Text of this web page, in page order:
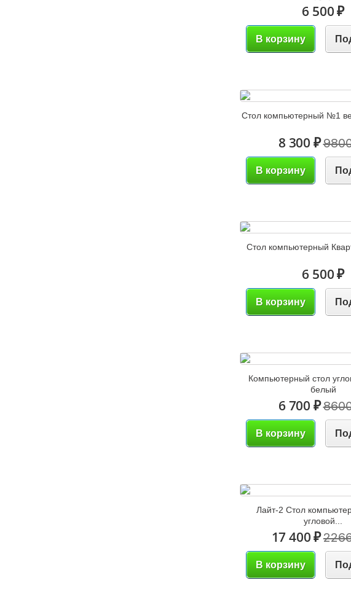
6 500 ₽
В корзину
Стол компьютерный №1
8 300 ₽
В корзину
Стол компьютерный
6 500 ₽
В корзину
Компьютерный стол
белый
6 700 ₽
В корзину
Лайт-2 Стол
угловой...
17 400 ₽
В корзину